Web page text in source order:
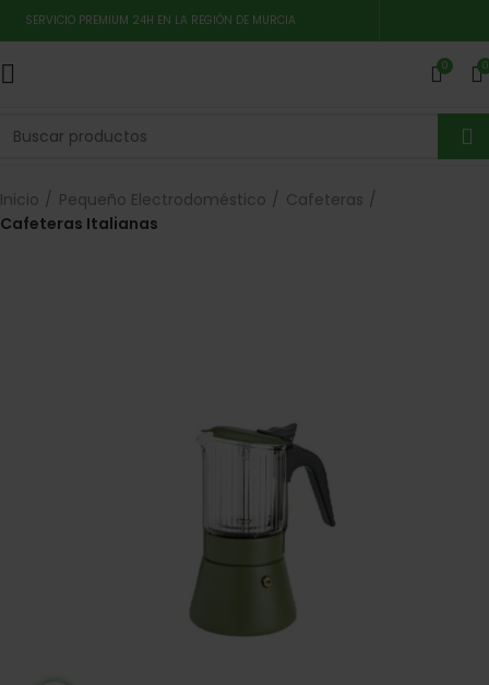
SERVICIO PREMIUM 24H EN LA REGIÓN DE MURCIA
0 0
Inicio Pequeño Electrodoméstico
Cafeteras
Cafeteras Italianas